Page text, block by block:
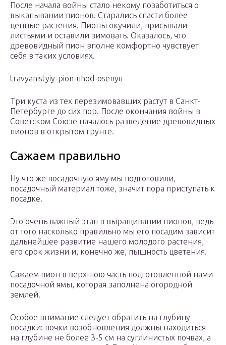
После начала войны стало некому позаботиться о
выкапывании пионов. Старались спасти более
ценные растения. Пионы окучили, присыпали
листьями и оставили зимовать. Оказалось, что
древовидный пион вполне комфортно чувствует
себя в таких условиях.
travyanistyiy-pion-uhod-osenyu
Три куста из тех перезимовавших растут в Санкт-
Петербурге до сих пор. После окончания войны в
Советском Союзе началось разведение древовидных
пионов в открытом грунте.
Сажаем правильно
Ну что же посадочную яму мы подготовили,
посадочный материал тоже, значит пора приступать к
посадке.
Это очень важный этап в выращивании пионов, ведь
от того насколько правильно мы его посадим зависит
дальнейшее развитие нашего молодого растения,
его срок жизни и, конечно же, пышность цветения.
Сажаем пион в верхнюю часть подготовленной нами
посадочной ямы, которая заполнена огородной
землей.
Особое внимание следует обратить на глубину
посадки: почки возобновления должны находиться
на глубине не более 3-5 см на суглинистых почвах, а